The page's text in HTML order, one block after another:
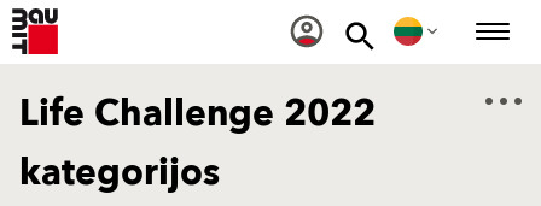
Life Challenge 2022
kategorijos